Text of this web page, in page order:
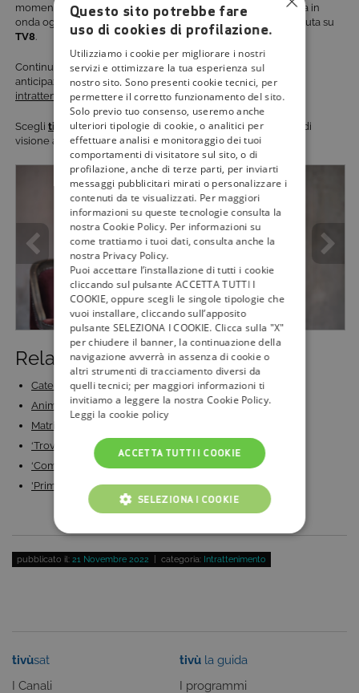
momento condotto dall’ironica e frizzante Caterina Balivo, va in
onda ogni
martedìin prime time,ore 21.30 in prima TV assoluta su
TV8
Continua a seguire tivù la guida per rimanere aggiornato su
anticipazioni,curiosità e tutte le novità deiprogrammi di
intrattenimentopiù popolari della tv.
​​Scegli tivùsatsempre, gratis, per garantirti un’ottima qualità di
visione audio e video in 4K e HD.
Related Posts:
Caterina Balivo sbarca su Rai 1: per “Detto Fatto”…
Anima Gemella: quando inizia la nuova fiction di…
Matrimonio a prima vista Italia 2023: anticipazioni,…
‘Trova l’amore live’: ecco il nuovo dating show di…
‘Come una volta – Un amore da favola’: di cosa si…
'Primo Appuntamento Crociera' 2022: tutto ciò che…
pubblicato il: 21 Novembre 2022 | categoria: Intrattenimento
tivùsat
I Canali
tivù la guida
I programmi
Questo sito potrebbe fare
uso di cookies di profilazione.
Utilizziamo i cookie per migliorare i nostri
servizi e ottimizzare la tua esperienza sul
nostro sito. Sono presenti cookie tecnici, per
permettere il corretto funzionamento del sito.
Solo previo tuo consenso, useremo anche
ulteriori tipologie di cookie, o analitici per
effettuare analisi e monitoraggio dei tuoi
comportamenti di visitatore sul sito, o di
profilazione, anche di terze parti, per inviarti
messaggi pubblicitari mirati o personalizzare i
contenuti da te visualizzati. Per maggiori
informazioni su queste tecnologie consulta la
nostra Cookie Policy. Per informazioni su
come trattiamo i tuoi dati, consulta anche la
nostra Privacy Policy.
Puoi accettare l’installazione di tutti i cookie
cliccando sul pulsante ACCETTA TUTTI I
COOKIE, oppure scegli le singole tipologie che
vuoi installare, cliccando sull’apposito
pulsante SELEZIONA I COOKIE. Clicca sulla "X"
per chiudere il banner, la continuazione della
navigazione avverrà in assenza di cookie o
altri strumenti di tracciamento diversi da
quelli tecnici; per maggiori informazioni ti
invitiamo a leggere la nostra Cookie Policy.
Leggi la cookie policy
ACCETTA TUTTI I COOKIE
SELEZIONA I COOKIE
COOKIE TECNICI
COOKIE ANALITICI